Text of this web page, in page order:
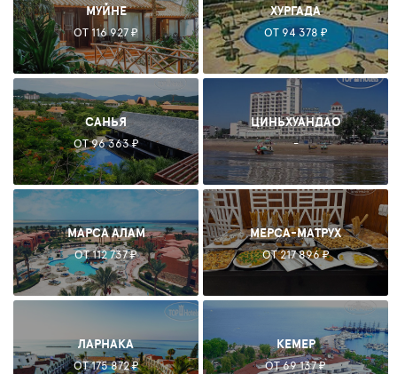
МУЙНЕ
ОТ 116 927 ₽
ХУРГАДА
ОТ 94 378 ₽
САНЬЯ
ОТ 96 363 ₽
ЦИНЬХУАНДАО
-
МАРСА АЛАМ
ОТ 112 737 ₽
МЕРСА-МАТРУХ
ОТ 217 896 ₽
ЛАРНАКА
ОТ 175 872 ₽
КЕМЕР
ОТ 69 137 ₽